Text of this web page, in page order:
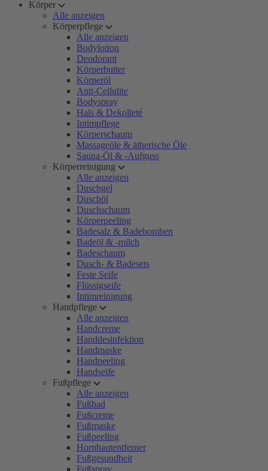
Körper
Alle anzeigen
Körperpflege
Alle anzeigen
Bodylotion
Deodorant
Körperbutter
Körperöl
Anti-Cellulite
Bodyspray
Hals & Dekolleté
Intimpflege
Körperschaum
Massageöle & ätherische Öle
Sauna-Öl & -Aufguss
Körperreinigung
Alle anzeigen
Duschgel
Duschöl
Duschschaum
Körperpeeling
Badesalz & Badebomben
Badeöl & -milch
Badeschaum
Dusch- & Badesets
Feste Seife
Flüssigseife
Intimreinigung
Handpflege
Alle anzeigen
Handcreme
Handdesinfektion
Handmaske
Handpeeling
Handseife
Fußpflege
Alle anzeigen
Fußbad
Fußcreme
Fußmaske
Fußpeeling
Hornhautentferner
Fußgesundheit
Fußspray